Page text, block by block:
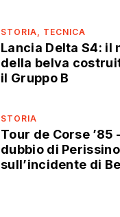
STORIA, TECNICA
Lancia Delta S4: il
della belva
il Gruppo B
STORIA
Tour de Corse ’85
dubbio di
sull’incidente di